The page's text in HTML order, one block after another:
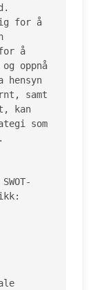
for å
å
oppnå
hensyn
samt
kan
som